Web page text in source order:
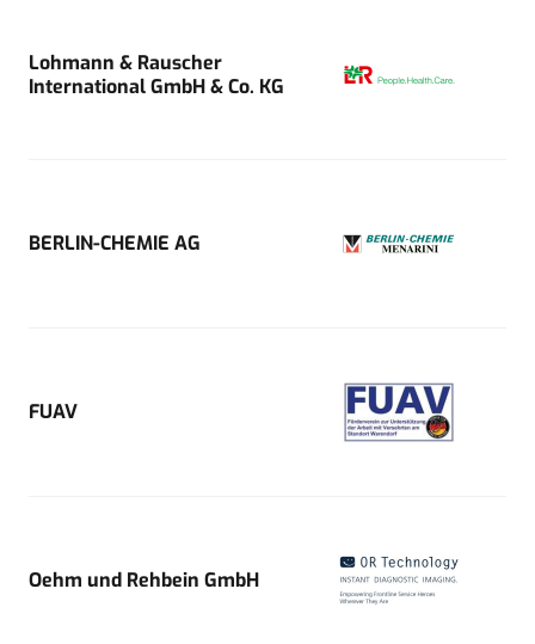
Lohmann & Rauscher
International GmbH & Co. KG
BERLIN-CHEMIE AG
FUAV
Oehm und Rehbein GmbH